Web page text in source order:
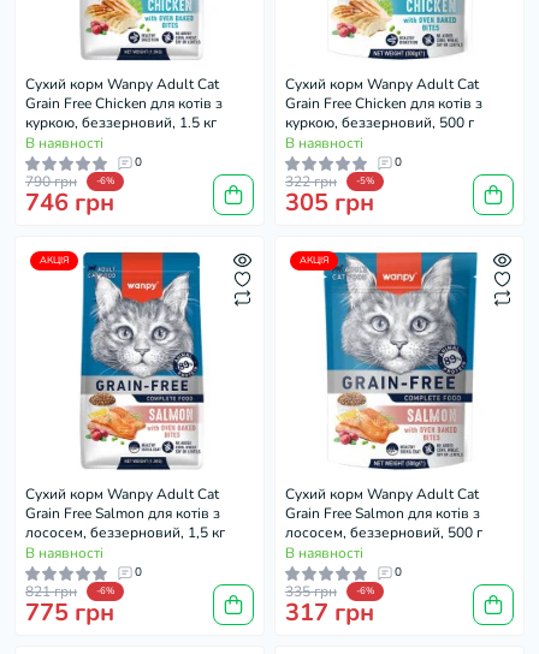
Cухий корм Wanpy Adult Cat
Grain Free Chicken для котів з
куркою, беззерновий, 1.5 кг
В наявності
0
790 грн -6%
746 грн
Cухий корм Wanpy Adult Cat
Grain Free Chicken для котів з
куркою, беззерновий, 500 г
В наявності
0
322 грн -5%
305 грн
АКЦІЯ
Cухий корм Wanpy Adult Cat
Grain Free Salmon для котів з
лососем, беззерновий, 1,5 кг
В наявності
0
821 грн -6%
775 грн
АКЦІЯ
Cухий корм Wanpy Adult Cat
Grain Free Salmon для котів з
лососем, беззерновий, 500 г
В наявності
0
335 грн -6%
317 грн